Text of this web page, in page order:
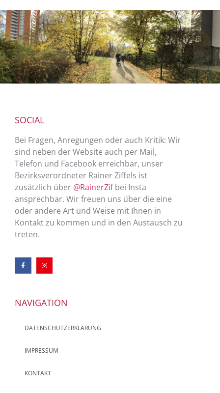
SOCIAL
Bei Fragen, Anregungen oder auch Kritik: Wir
sind neben der Website auch per Mail,
Telefon und Facebook erreichbar, unser
Bezirksverordneter Rainer Ziffels ist
zusätzlich über @RainerZifbei Insta
ansprechbar. Wir freuen uns über die eine
oder andere Art und Weise mit Ihnen in
Kontakt zu kommen und in den Austausch zu
treten.
NAVIGATION
DATENSCHUTZERKLÄRUNG
IMPRESSUM
KONTAKT